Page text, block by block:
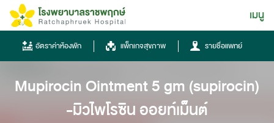
Skip
content
เมนู
ไทย
ไทย
English
Chinese
อัตราค่าห้องพัก แพ็กเกจสุขภาพ รายชื่อแพทย์
Mupirocin Ointment 5 gm (supirocin)
-มิวไพโรซิน ออยท์เม็นต์